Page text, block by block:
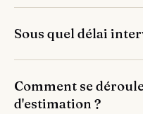
Sous quel délai
Comment se
d'estimation ?